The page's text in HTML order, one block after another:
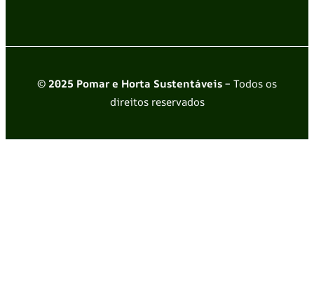
© 2025 Pomar e Horta Sustentáveis– Todos os
direitos reservados